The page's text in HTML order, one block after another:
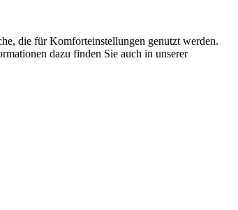
die für Komforteinstellungen genutzt werden.
dazu finden Sie auch in unserer